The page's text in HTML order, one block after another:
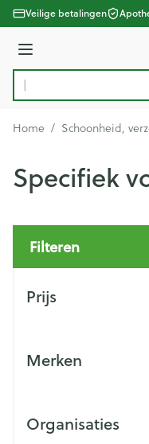
Ga naar de inhoud
Veilige betalingen
Menu
Product, merk,
Home / Schoonheid,
Specifiek
Filteren
Prijs
Merken
Organisaties